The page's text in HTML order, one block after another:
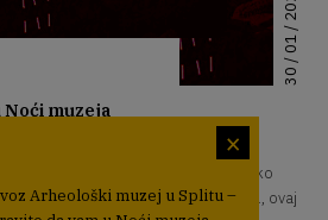
30 / 01 / 2026
×
Arheološki muzej u Splitu –
muzeja
koje se u Noći muzeja doživljava
tijekom godine, onda je to svakako
Salona. U petak, 30. siječnja 2026., ovaj